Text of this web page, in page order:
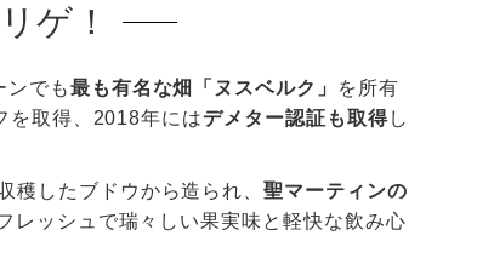
ゲ！
ンでも最も有名な畑「ヌスベルク」
を所有
を取得、2018年にはデメター認証も取得し
穫したブドウから造られ、聖マーティンの
レッシュで瑞々しい果実味と軽快な飲み心